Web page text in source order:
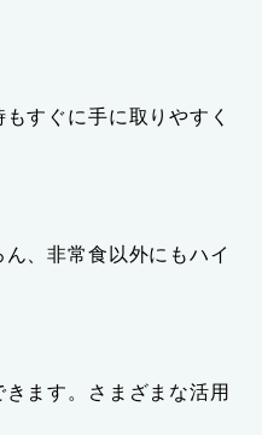
すぐに手に取りやすく
、非常食以外にもハイ
ます。さまざまな活用